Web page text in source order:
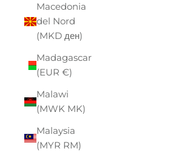
Macedonia
del Nord
(MKD ден)
Madagascar
(EUR €)
Malawi
(MWK MK)
Malaysia
(MYR RM)